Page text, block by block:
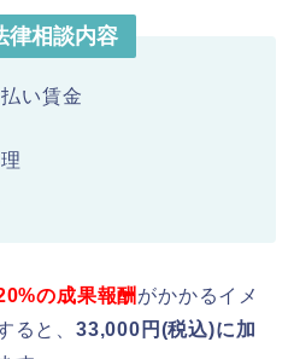
律相談内容
い賃金
の成果報酬 がかかるイメ
ると、 33,000円(税込)に加